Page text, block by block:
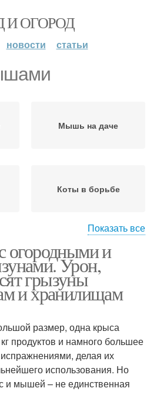
И ОГОРОД
новости статьи
Мышь на даче
Коты в борьбе
Подземные мыши
Показать все
огородными и
Урон,
грызуны
и хранилищам
размер, одна крыса
продуктов и намного большее
испражнениями, делая их
использования. Но
и мышей – не единственная